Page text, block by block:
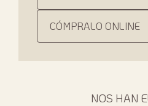
CÓMPRALO ONLINE
NOS HAN